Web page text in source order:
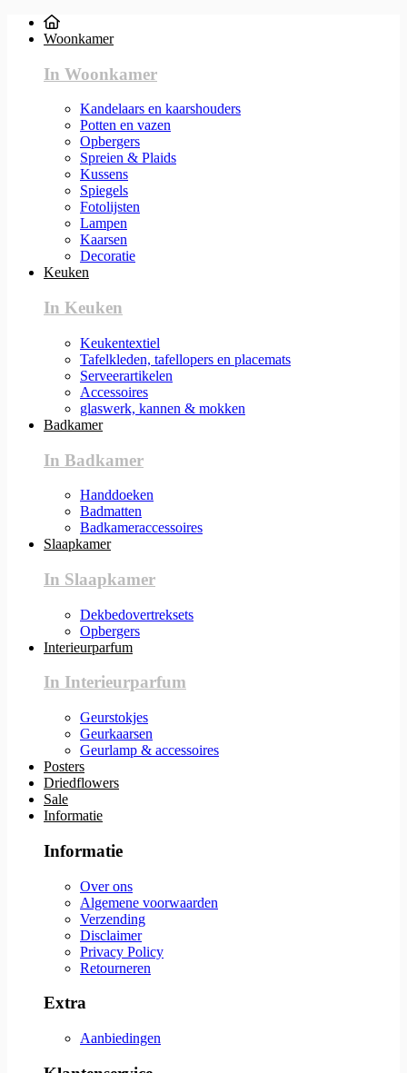
Woonkamer
In Woonkamer
Kandelaars en kaarshouders
Potten en vazen
Opbergers
Spreien & Plaids
Kussens
Spiegels
Fotolijsten
Lampen
Kaarsen
Decoratie
Keuken
In Keuken
Keukentextiel
Tafelkleden, tafellopers en placemats
Serveerartikelen
Accessoires
glaswerk, kannen & mokken
Badkamer
In Badkamer
Handdoeken
Badmatten
Badkameraccessoires
Slaapkamer
In Slaapkamer
Dekbedovertreksets
Opbergers
Interieurparfum
In Interieurparfum
Geurstokjes
Geurkaarsen
Geurlamp & accessoires
Posters
Driedflowers
Sale
Informatie
Informatie
Over ons
Algemene voorwaarden
Verzending
Disclaimer
Privacy Policy
Retourneren
Extra
Aanbiedingen